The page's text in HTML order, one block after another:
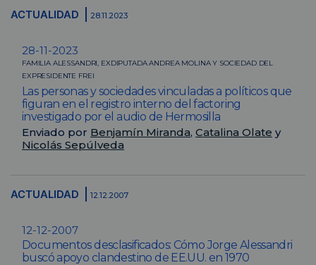
ACTUALIDAD 28.11.2023
28-11-2023
FAMILIA ALESSANDRI, EXDIPUTADA ANDREA MOLINA Y SOCIEDAD DEL
EXPRESIDENTE FREI
Las personas y sociedades vinculadas a políticos que
figuran en el registro interno del factoring
investigado por el audio de Hermosilla
Enviado por Benjamín Miranda, Catalina Olate y
Nicolás Sepúlveda
ACTUALIDAD 12.12.2007
12-12-2007
Documentos desclasificados: Cómo Jorge Alessandri
buscó apoyo clandestino de EE.UU. en 1970